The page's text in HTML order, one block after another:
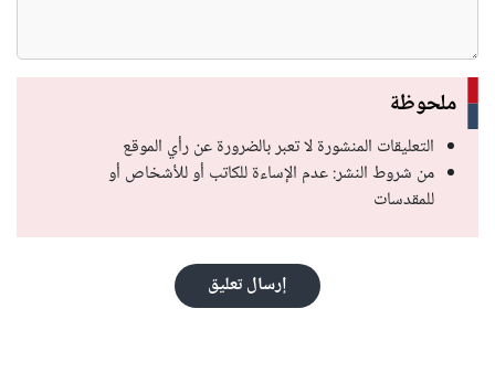
ملحوظة
التعليقات المنشورة لا تعبر بالضرورة عن رأي الموقع
من شروط النشر: عدم الإساءة للكاتب أو للأشخاص أو
للمقدسات
إرسال تعليق